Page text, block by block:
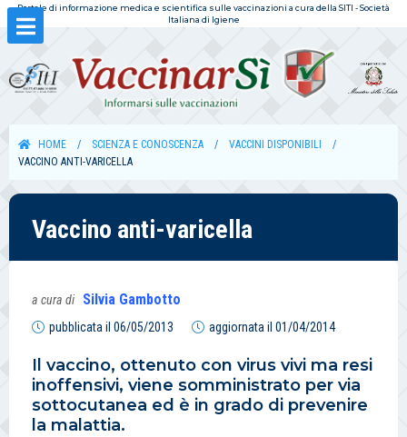
Portale di informazione medica e scientifica sulle vaccinazioni a cura della SITI - Società
Italiana di Igiene
HOME SCIENZA E CONOSCENZA
VACCINI DISPONIBILI
VACCINO ANTI-VARICELLA
Vaccino anti-varicella
a cura di Silvia Gambotto
pubblicata il 06/05/2013 aggiornata il 01/04/2014
Il vaccino, ottenuto con virus vivi ma resi
inoffensivi, viene somministrato per via
sottocutanea ed è in grado di prevenire
la malattia.